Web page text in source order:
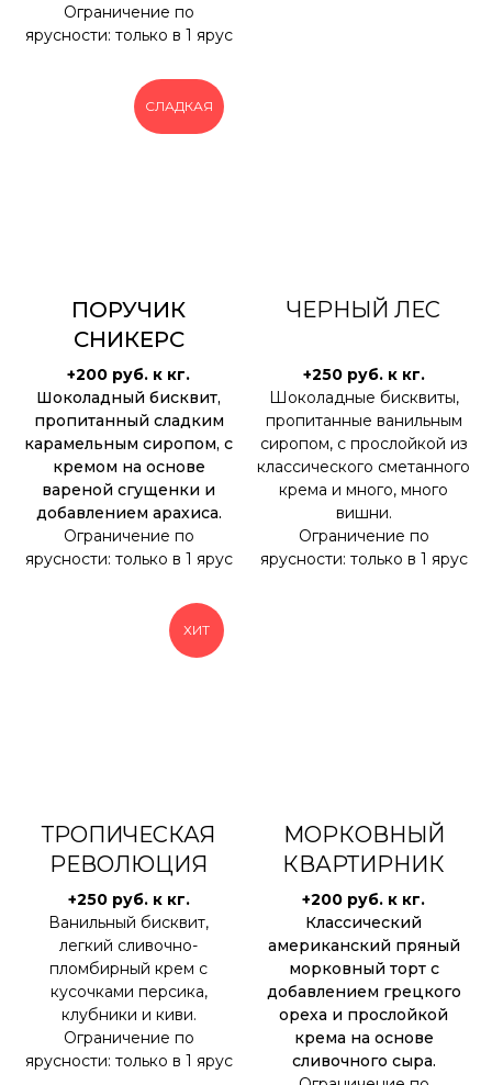
Ограничение по
ярусности: только в 1 ярус
СЛАДКАЯ
ПОРУЧИК
СНИКЕРС
+200 руб. к кг.
Шоколадный бисквит,
пропитанный сладким
карамельным сиропом, с
кремом на основе
вареной сгущенки и
добавлением арахиса.
Ограничение по
ярусности: только в 1 ярус
ЧЕРНЫЙ ЛЕС
+250 руб. к кг.
Шоколадные бисквиты,
пропитанные ванильным
сиропом, с прослойкой из
классического сметанного
крема и много, много
вишни.
Ограничение по
ярусности: только в 1 ярус
ХИТ
ТРОПИЧЕСКАЯ
РЕВОЛЮЦИЯ
+250 руб. к кг.
Ванильный бисквит,
легкий сливочно-
пломбирный крем с
кусочками персика,
клубники и киви.
Ограничение по
ярусности: только в 1 ярус
МОРКОВНЫЙ
КВАРТИРНИК
+200 руб. к кг.
Классический
американский пряный
морковный торт с
добавлением грецкого
ореха и прослойкой
крема на основе
сливочного сыра.